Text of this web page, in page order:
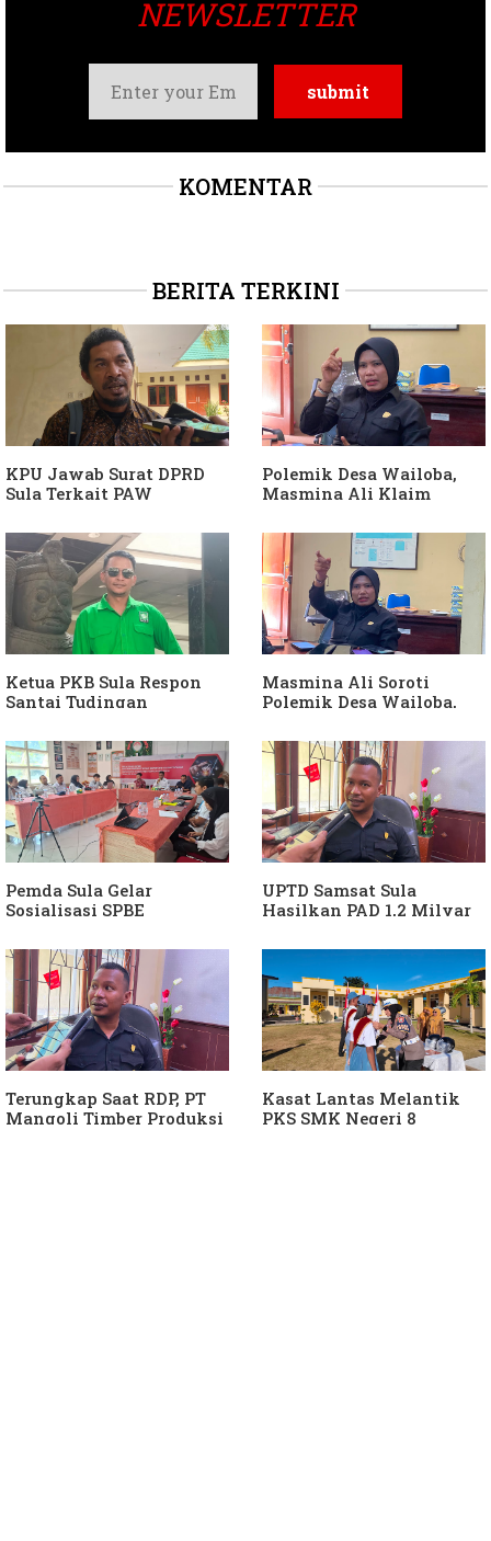
NEWSLETTER
KOMENTAR
BERITA TERKINI
KPU Jawab Surat DPRD
Sula Terkait PAW
Hanura
Polemik Desa Wailoba,
Masmina Ali Klaim
Keterlibatan Ketua PKB
Sula
Ketua PKB Sula Respon
Santai Tudingan
Dia Kangen Saya
Masmina Ali Soroti
Polemik Desa Wailoba,
Keterlibatan Ketua PKB
Sula
Pemda Sula Gelar
Sosialisasi SPBE
UPTD Samsat Sula
Hasilkan PAD 1,2 Milyar
Terungkap Saat RDP, PT
Mangoli Timber Produksi
Kasat Lantas Melantik
PKS SMK Negeri 8